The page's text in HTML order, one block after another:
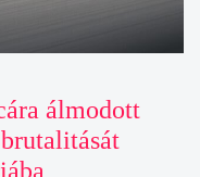
álmodott